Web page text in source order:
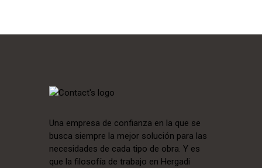
Una empresa de confianza en la que se
busca siempre la mejor solución para las
necesidades de cada tipo de obra. Y es
que la filosofía de trabajo en Hergadi